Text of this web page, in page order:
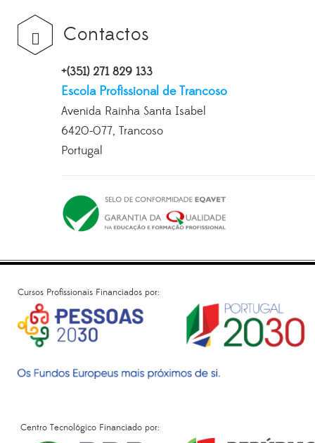
Contactos
+(351) 271 829 133
Escola Profissional de Trancoso
Avenida Rainha Santa Isabel
6420-077, Trancoso
Portugal
Cursos Profissionais Financiados por:
Centro Tecnológico Financiado por: